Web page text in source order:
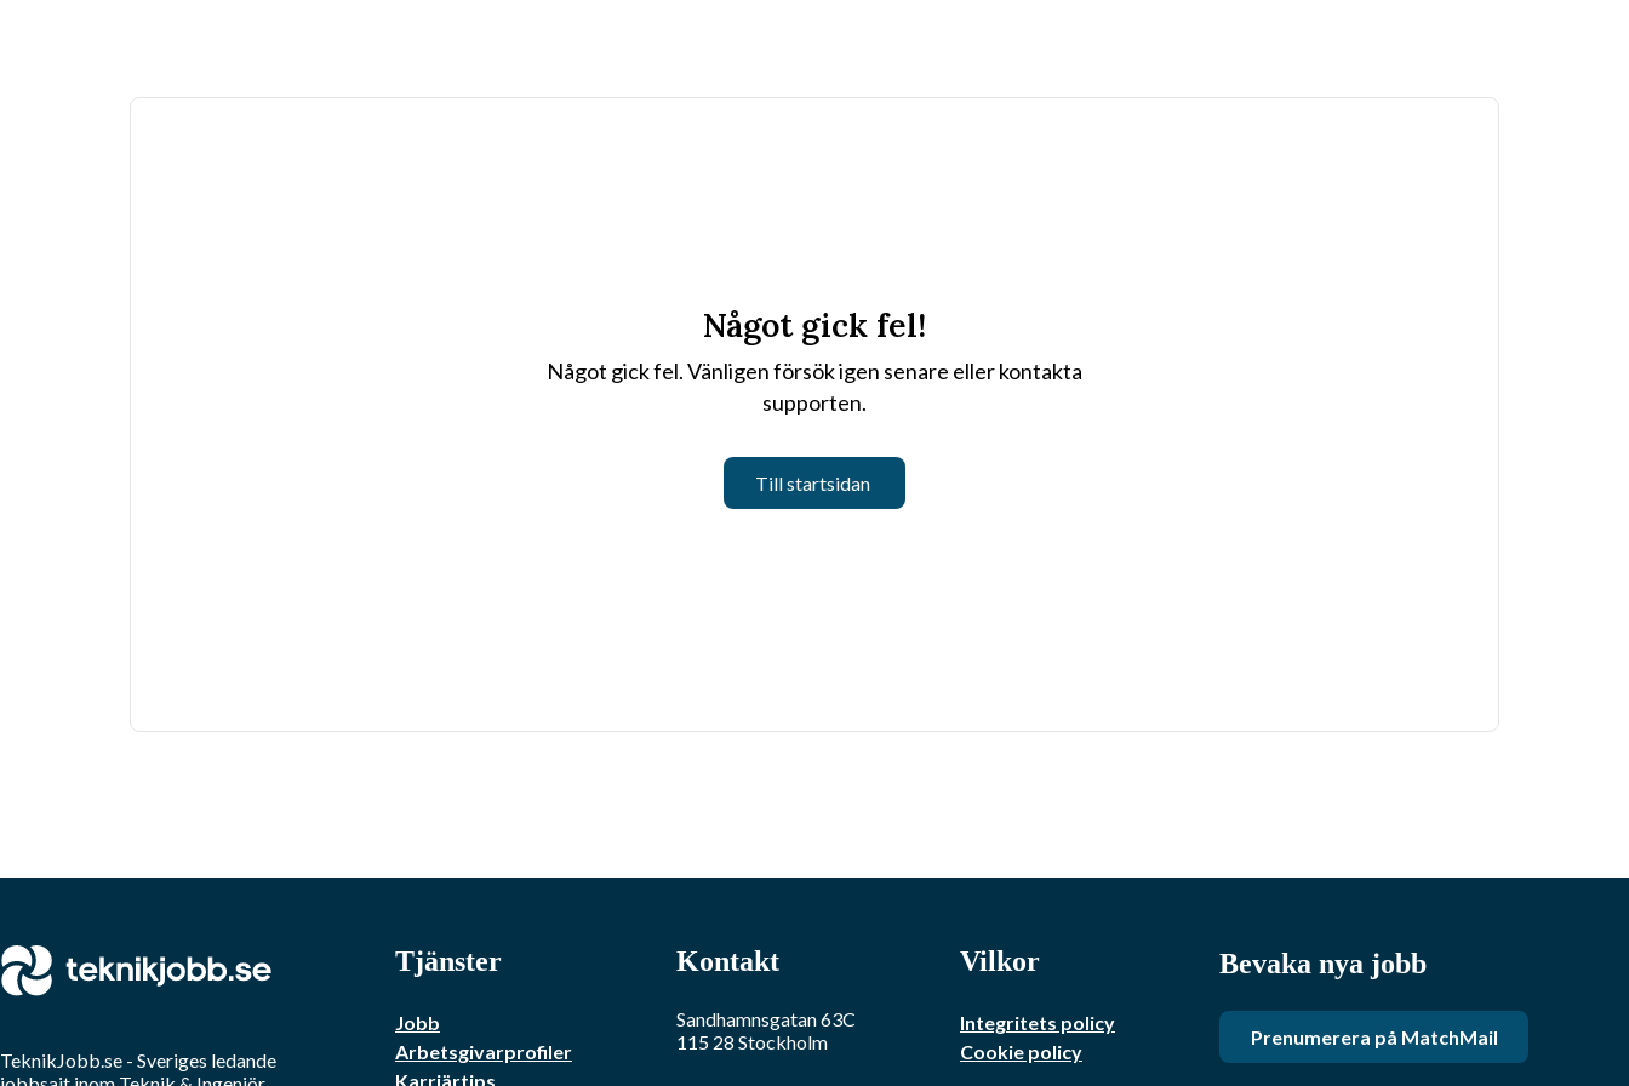
Något gick fel!
Något gick fel. Vänligen försök igen senare eller kontakta
supporten.
Till startsidan
TeknikJobb.se - Sveriges ledande
Tjänster
Jobb
Arbetsgivarprofiler
Karriärtips
Kontakt
Sandhamnsgatan 63C
115 28 Stockholm
Vilkor
Integritets policy
Cookie policy
Bevaka nya jobb
Prenumerera på MatchMail